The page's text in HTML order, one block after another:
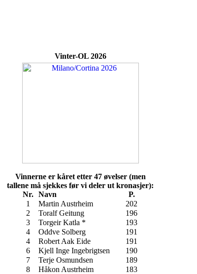
Vinter-OL 2026
Vinnerne er kåret etter 47 øvelser (men
tallene må sjekkes før vi deler ut kronasjer):
Nr.
Navn
P.
1
Martin Austrheim
202
2
Toralf Geitung
196
3
Torgeir Katla *
193
4
Oddve Solberg
191
4
Robert Aak Eide
191
6
Kjell Inge Ingebrigtsen
190
7
Terje Osmundsen
189
8
Håkon Austrheim
183